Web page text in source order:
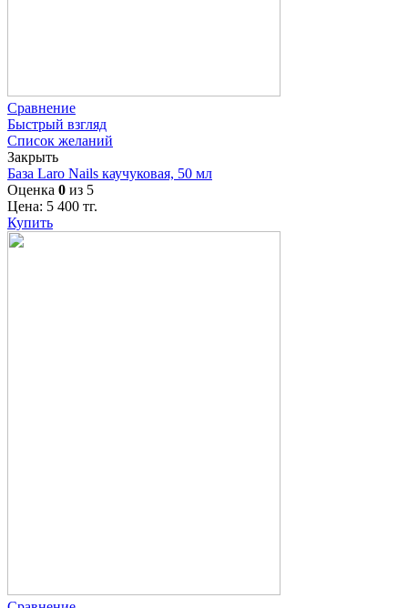
Сравнение
Быстрый взгляд
Список желаний
Закрыть
База Laro Nails каучуковая, 50 мл
Оценка 0 из 5
Цена: 5 400 тг.
Купить